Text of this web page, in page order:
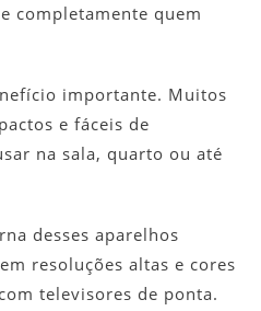
completamente quem
importante. Muitos
e fáceis de
na sala, quarto ou até
desses aparelhos
resoluções altas e cores
televisores de ponta.